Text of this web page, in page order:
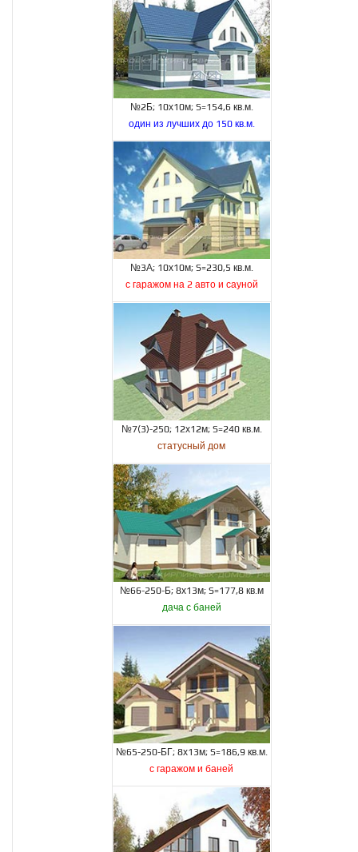
№2Б; 10х10м; S=154,6 кв.м.
один из лучших до 150 кв.м.
№3А; 10х10м; S=230,5 кв.м.
с гаражом на 2 авто и сауной
№7(3)-250; 12х12м; S=240 кв.м.
статусный дом
№66-250-Б; 8х13м; S=177,8 кв.м
дача с баней
№65-250-БГ; 8х13м; S=186,9 кв.м.
с гаражом и баней